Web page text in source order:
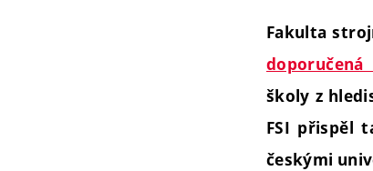
Fakulta
doporučená
školy z
FSI přispěl
českými